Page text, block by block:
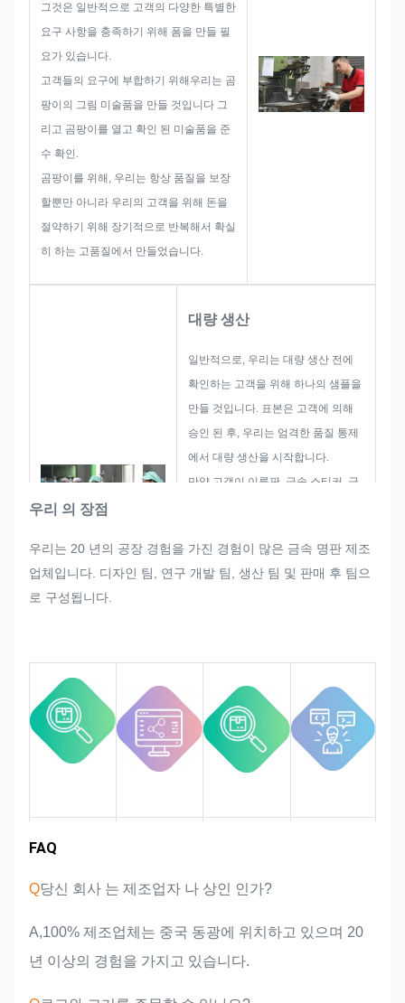
는 태그를 개발 시작 할 때, 우리는
크기 제한, 프로세스 기술,표면 처
그것은 일반적으로 고객의 다양한 특별한
요구 사항을 충족하기 위해 폼을 만들 필
요가 있습니다.
고객들의 요구에 부합하기 위해우리는 곰
팡이의 그림 미술품을 만들 것입니다 그
리고 곰팡이를 열고 확인 된 미술품을 준
수 확인.
곰팡이를 위해, 우리는 항상 품질을 보장
할뿐만 아니라 우리의 고객을 위해 돈을
절약하기 위해 장기적으로 반복해서 확실
히 하는 고품질에서 만들었습니다.
대량 생산
일반적으로, 우리는 대량 생산 전에
확인하는 고객을 위해 하나의 샘플을
만들 것입니다. 표본은 고객에 의해
승인 된 후, 우리는 엄격한 품질 통제
에서 대량 생산을 시작합니다.
만약 고객이 이름판, 금속 스티커, 금
는 그것을 수정 할 수 있다면 만족시
키기 위해 최선을 다할 것입니다.
우리 의 장점
우리는 20 년의 공장 경험을 가진 경험이 많은 금속 명판 제조
업체입니다. 디자인 팀, 연구 개발 팀, 생산 팀 및 판매 후 팀으
로 구성됩니다.
산업 경험
FAQ
Q당신 회사 는 제조업자 나 상인 인가?
A,100% 제조업체는 중국 동광에 위치하고 있으며 20
년 이상의 경험을 가지고 있습니다.